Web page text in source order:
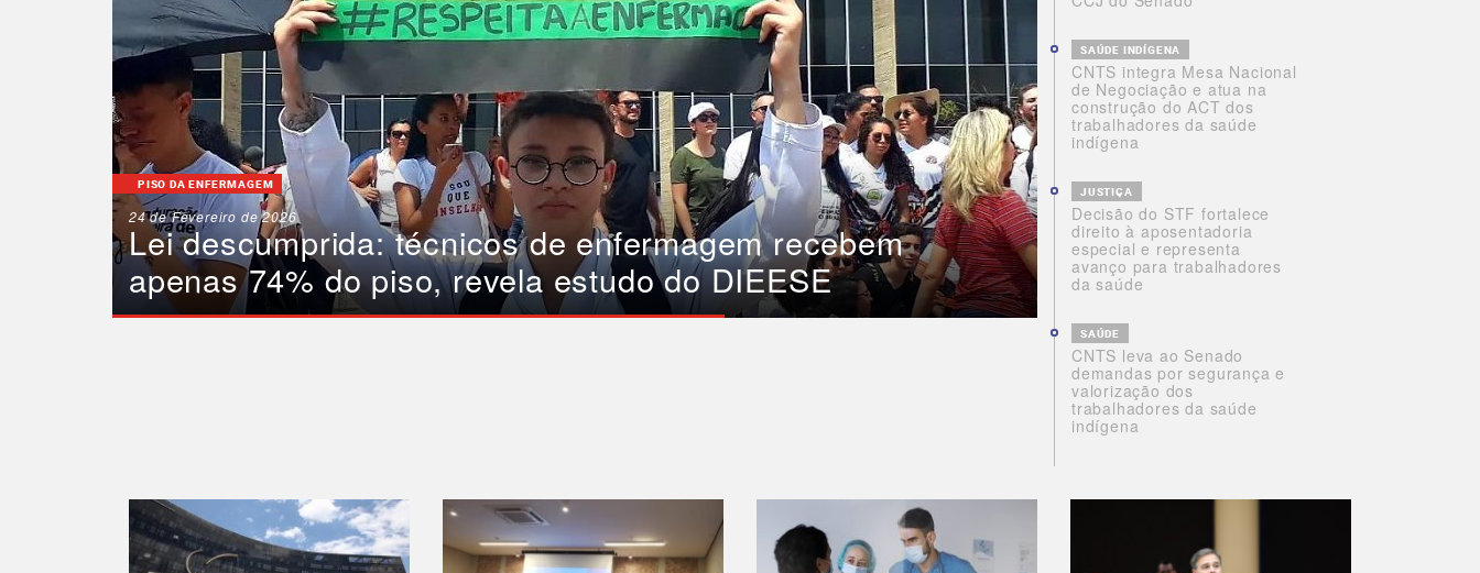
Lei descumprida: técnicos de enfermagem recebem
apenas 74% do piso, revela estudo do DIEESE
PISO DA ENFERMAGEM
24 de Fevereiro de 2026
CNTS integra Mesa Nacional
de Negociação e atua na
construção do ACT dos
trabalhadores da saúde
indígena
SAÚDE INDÍGENA
Decisão do STF fortalece
direito à aposentadoria
especial e representa
avanço para trabalhadores
da saúde
JUSTIÇA
CNTS leva ao Senado
demandas por segurança e
valorização dos
trabalhadores da saúde
indígena
SAÚDE